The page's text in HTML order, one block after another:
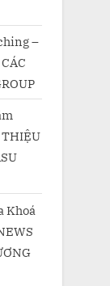
–
Khoá